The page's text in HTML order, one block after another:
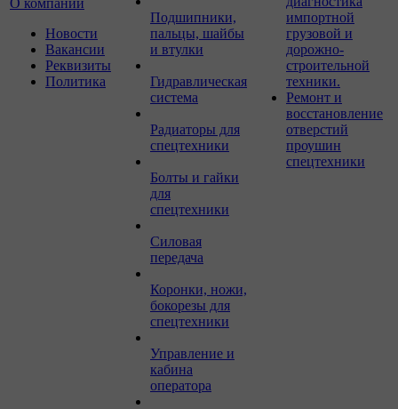
О компании
Новости
Вакансии
Реквизиты
Политика
Подшипники,
пальцы, шайбы
и втулки
Гидравлическая
система
Радиаторы для
спецтехники
Болты и гайки
для
спецтехники
Силовая
передача
Коронки, ножи,
бокорезы для
спецтехники
Управление и
кабина
оператора
импортной
грузовой и
дорожно-
строительной
техники.
Ремонт и
восстановление
отверстий
проушин
спецтехники